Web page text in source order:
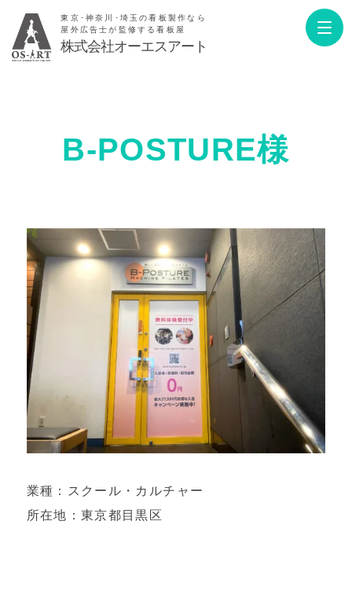
東京･神奈川･埼玉の看板製作なら
屋外広告士が監修する看板屋
株式会社オーエスアート
B-POSTURE様
業種：スクール・カルチャー
所在地：東京都目黒区